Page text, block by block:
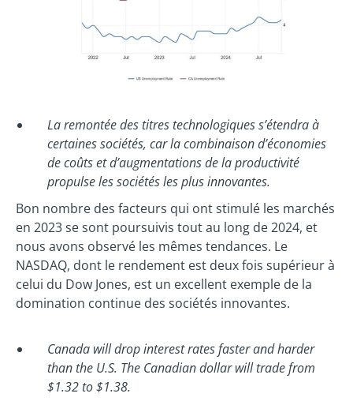
La remontée des titres technologiques s’étendra à
certaines sociétés, car la combinaison d’économies
de coûts et d’augmentations de la productivité
propulse les sociétés les plus innovantes.
Bon nombre des facteurs qui ont stimulé les marchés
en 2023 se sont poursuivis tout au long de 2024, et
nous avons observé les mêmes tendances. Le
NASDAQ, dont le rendement est deux fois supérieur à
celui du Dow Jones, est un excellent exemple de la
domination continue des sociétés innovantes.
Canada will drop interest rates faster and harder
than the U.S. The Canadian dollar will trade from
$1.32 to $1.38.